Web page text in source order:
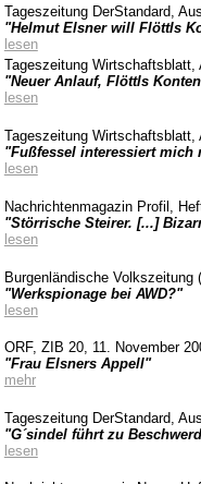
Tageszeitung DerStandard,
"Helmut Elsner will Flöttls
lesen
Tageszeitung
"Neuer Anlauf, Flöttls
lesen
Tageszeitung
"Fußfessel interessiert
lesen
Nachrichtenmagazin Profil,
"Störrische Steirer. [...]
lesen
Burgenländische
"Werkspionage bei AWD?"
lesen
ORF, ZIB 20, 11. November
"Frau Elsners Appell"
mehr
Tageszeitung DerStandard,
"G´sindelführt zu
lesen